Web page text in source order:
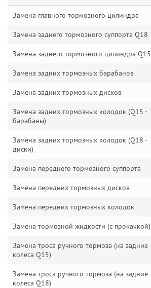
Замена главного тормозного цилиндра
Замена заднего тормозного суппорта Q18
Замена заднего тормозного цилиндра Q15
Замена задних тормозных барабанов
Замена задних тормозных дисков
Замена задних тормозных колодок (Q15 -
барабаны)
Замена задних тормозных колодок (Q18 -
диски)
Замена переднего тормозного суппорта
Замена передних тормозных дисков
Замена передних тормозных колодок
Замена тормозной жидкости (с прокачкой)
Замена троса ручного тормоза (на задние
колеса Q15)
Замена троса ручного тормоза (на задние
колеса Q18)